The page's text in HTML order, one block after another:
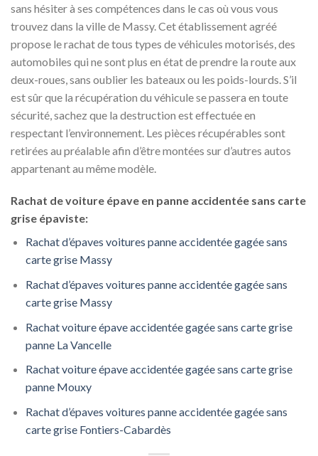
sans hésiter à ses compétences dans le cas où vous vous
trouvez dans la ville de Massy. Cet établissement agréé
propose le rachat de tous types de véhicules motorisés, des
automobiles qui ne sont plus en état de prendre la route aux
deux-roues, sans oublier les bateaux ou les poids-lourds. S’il
est sûr que la récupération du véhicule se passera en toute
sécurité, sachez que la destruction est effectuée en
respectant l’environnement. Les pièces récupérables sont
retirées au préalable afin d’être montées sur d’autres autos
appartenant au même modèle.
Rachat de voiture épave en panne accidentée sans carte
grise épaviste:
Rachat d’épaves voitures panne accidentée gagée sans
carte grise Massy
Rachat d’épaves voitures panne accidentée gagée sans
carte grise Massy
Rachat voiture épave accidentée gagée sans carte grise
panne La Vancelle
Rachat voiture épave accidentée gagée sans carte grise
panne Mouxy
Rachat d’épaves voitures panne accidentée gagée sans
carte grise Fontiers-Cabardès